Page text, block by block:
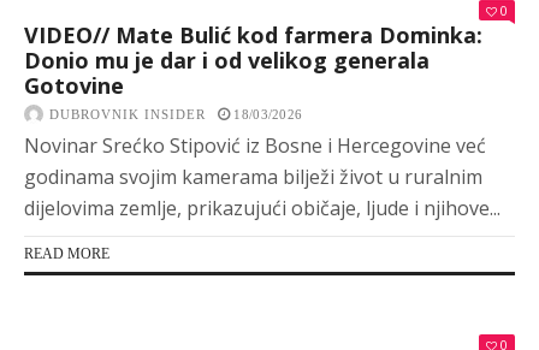
0
VIDEO// Mate Bulić kod farmera Dominka:
Donio mu je dar i od velikog generala
Gotovine
DUBROVNIK INSIDER 18/03/2026
Novinar Srećko Stipović iz Bosne i Hercegovine već
godinama svojim kamerama bilježi život u ruralnim
dijelovima zemlje, prikazujući običaje, ljude i njihove...
READ MORE
0